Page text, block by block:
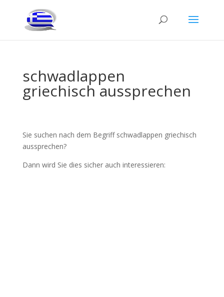
schwadlappen
griechisch aussprechen
Sie suchen nach dem Begriff schwadlappen griechisch
aussprechen?
Dann wird Sie dies sicher auch interessieren: